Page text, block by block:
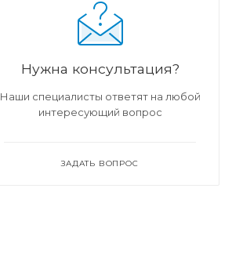
Нужна консультация?
Наши специалисты ответят на любой
интересующий вопрос
ЗАДАТЬ ВОПРОС